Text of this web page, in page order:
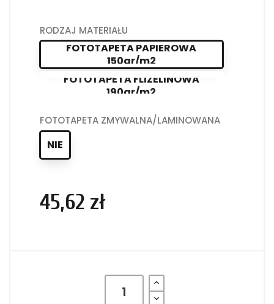
RODZAJ MATERIAŁU
FOTOTAPETA PAPIEROWA
150gr/m2
FOTOTAPETA FLIZELINOWA
190gr/m2
FOTOTAPETA ZMYWALNA/LAMINOWANA
NIE
45,62 zł